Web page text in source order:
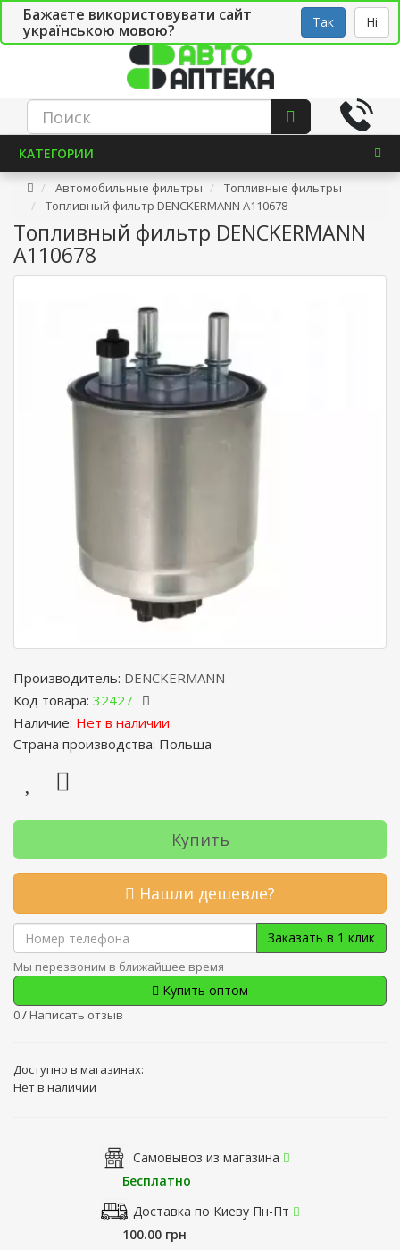
Бажаєте використовувати сайт
українською мовою?
Так Ні
СТО Укр
КАТЕГОРИИ
Автомобильные фильтры
Топливные фильтры
Топливный фильтр DENCKERMANN A110678
Топливный фильтр DENCKERMANN
A110678
Производитель: DENCKERMANN
Код товара: 32427
Наличие: Нет в наличии
Страна производства: Польша
Купить
Нашли дешевле?
Заказать в 1 клик
Мы перезвоним в ближайшее время
Купить оптом
0/ Написать отзыв
Доступно в магазинах:
Нет в наличии
Самовывоз из магазина
Бесплатно
Доставка по Киеву Пн-Пт
100.00 грн